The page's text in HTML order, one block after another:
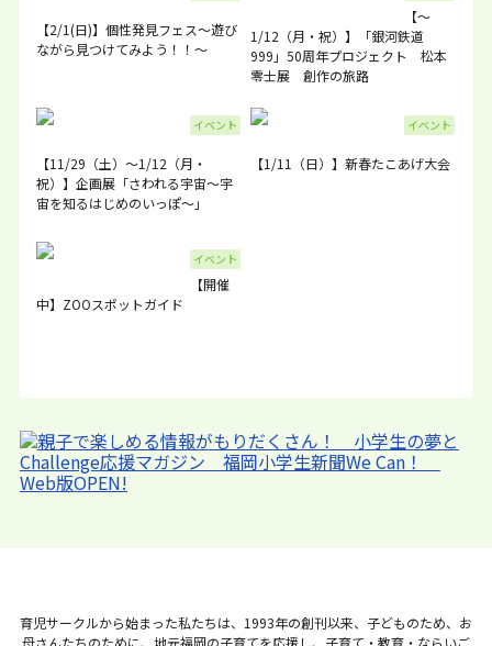
【2/1(日)】個性発見フェス～遊び
ながら見つけてみよう！！～
【～
1/12（月・祝）】「銀河鉄道
999」50周年プロジェクト 松本
零士展 創作の旅路
イベント
【11/29（土）～1/12（月・
祝）】企画展「さわれる宇宙～宇
宙を知るはじめのいっぽ～」
イベント
【1/11（日）】新春たこあげ大会
イベント
【開催
中】ZOOスポットガイド
育児サークルから始まった私たちは、1993年の創刊以来、子どものため、お
母さんたちのために、地元福岡の子育てを応援し、子育て・教育・ならいご